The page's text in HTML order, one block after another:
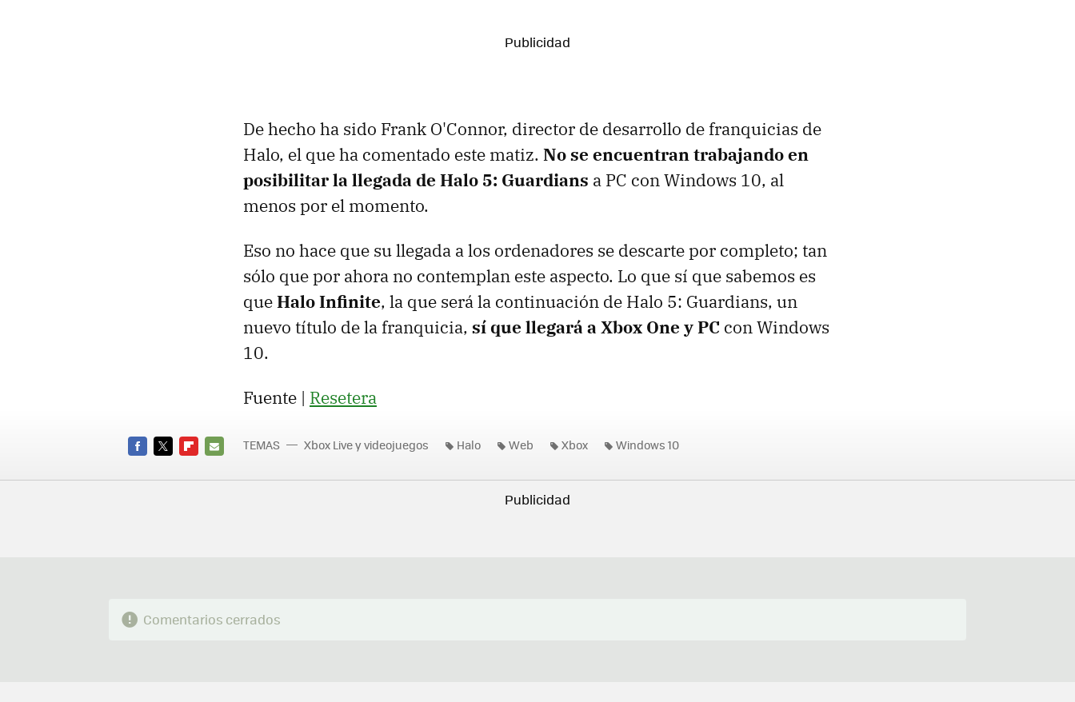
De hecho ha sido Frank O'Connor, director de desarrollo de franquicias de
Halo, el que ha comentado este matiz. No se encuentran trabajando en
posibilitar la llegada de Halo 5: Guardians a PC con Windows 10, al
menos por el momento.
Eso no hace que su llegada a los ordenadores se descarte por completo; tan
sólo que por ahora no contemplan este aspecto. Lo que sí que sabemos es
queHalo Infinite, la que será la continuación de Halo 5: Guardians, un
nuevo título de la franquicia, sí que llegará a Xbox One y PC con Windows
10.
Fuente | Resetera
MAIL
TEMAS Xbox Live y videojuegos Halo Web Xbox Windows 10
Comentarios cerrados